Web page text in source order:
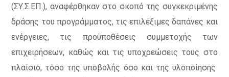
(ΣΥ.Σ.ΕΠ.), αναφέρθηκαν στο σκοπό της συγκεκριμένης
δράσης του προγράμματος, τις επιλέξιμες δαπάνες και
ενέργειες, τις προϋποθέσεις συμμετοχής των
επιχειρήσεων, καθώς και τις υποχρεώσεις τους στο
πλαίσιο, τόσο της υποβολής όσο και της υλοποίησης